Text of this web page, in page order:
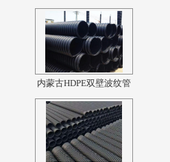
内蒙古HDPE双壁波纹管